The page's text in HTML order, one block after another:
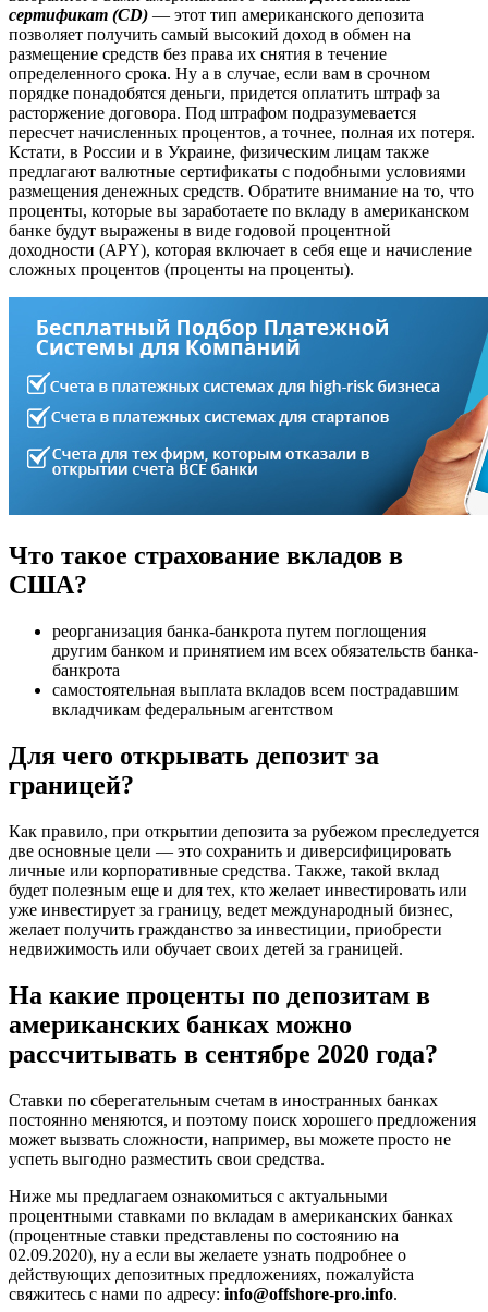
сертификат (CD) — этот тип американского депозита
позволяет получить самый высокий доход в обмен на
размещение средств без права их снятия в течение
определенного срока. Ну а в случае, если вам в срочном
порядке понадобятся деньги, придется оплатить штраф за
расторжение договора. Под штрафом подразумевается
пересчет начисленных процентов, а точнее, полная их потеря.
Кстати, в России и в Украине, физическим лицам также
предлагают валютные сертификаты с подобными условиями
размещения денежных средств. Обратите внимание на то, что
проценты, которые вы заработаете по вкладу в американском
банке будут выражены в виде годовой процентной
доходности (APY), которая включает в себя еще и начисление
сложных процентов (проценты на проценты).
Что такое страхование вкладов в
США?
реорганизация банка-банкрота путем поглощения
другим банком и принятием им всех обязательств банка-
банкрота
самостоятельная выплата вкладов всем пострадавшим
вкладчикам федеральным агентством
Для чего открывать депозит за
границей?
Как правило, при открытии депозита за рубежом преследуется
две основные цели — это сохранить и диверсифицировать
личные или корпоративные средства. Также, такой вклад
будет полезным еще и для тех, кто желает инвестировать или
уже инвестирует за границу, ведет международный бизнес,
желает получить гражданство за инвестиции, приобрести
недвижимость или обучает своих детей за границей.
На какие проценты по депозитам в
американских банках можно
рассчитывать в сентябре 2020 года?
Ставки по сберегательным счетам в иностранных банках
постоянно меняются, и поэтому поиск хорошего предложения
может вызвать сложности, например, вы можете просто не
успеть выгодно разместить свои средства.
Ниже мы предлагаем ознакомиться с актуальными
процентными ставками по вкладам в американских банках
(процентные ставки представлены по состоянию на
02.09.2020), ну а если вы желаете узнать подробнее о
действующих депозитных предложениях, пожалуйста
свяжитесь с нами по адресу: info@offshore-pro.info.